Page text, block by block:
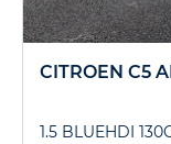
CITROEN C5
1.5 BLUEHDI